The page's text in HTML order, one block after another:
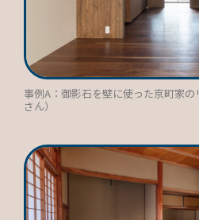
事例A：御影石を壁に使った京町家
さん）